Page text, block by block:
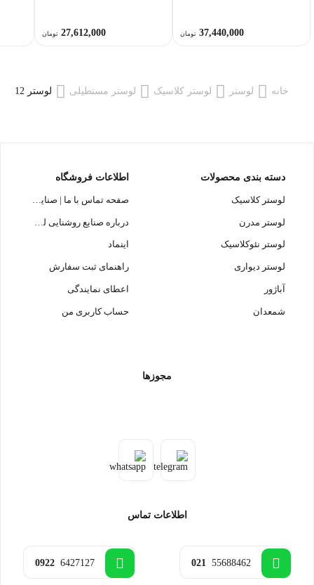
37,440,000 تومان 27,612,000 تومان
خانه لوستر لوستر کلاسیک لوستر مستطیلی لوستر L1362-12 لوسترسازان
دسته بندی محصولات
لوستر کلاسیک
لوستر مدرن
لوستر نئوکلاسیک
لوستر دیواری
آباژور
شمعدان
اطلاعات فروشگاه
اینماد
راهنمای ثبت سفارش
اعطای نمایندگی
حساب کاربری من
مجوزها
اطلاعات تماس
021 55688462
0922 6427127